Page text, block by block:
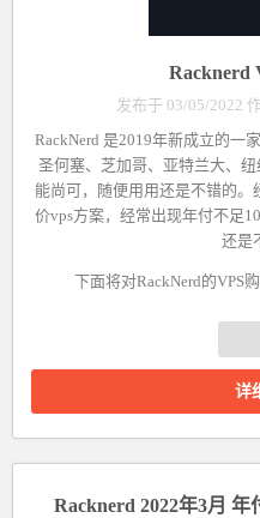
Racknerd
发布于 03/05/2022
RackNerd 是2019年新成立的一
圣何塞、芝加哥、亚特兰大、
能尚可，随便用用还是不错的
价vps方案，经常出现年付不足
还是
下面将对RackNerd的VPS
详
Racknerd 2022年3月